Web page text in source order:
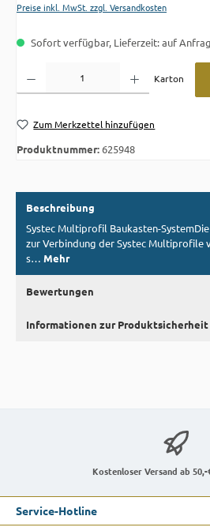
Preise inkl. MwSt. zzgl. Versandkosten
Sofort verfügbar, Lieferzeit: auf
Karton
Zum Merkzettel hinzufügen
Produktnummer:625948
Beschreibung
Systec Multiprofil Baukasten-
zur Verbindung der Systec Multiprofile
s… Mehr
Bewertungen
Informationen zur Produktsicherheit
Kostenloser Versand ab
Service-Hotline